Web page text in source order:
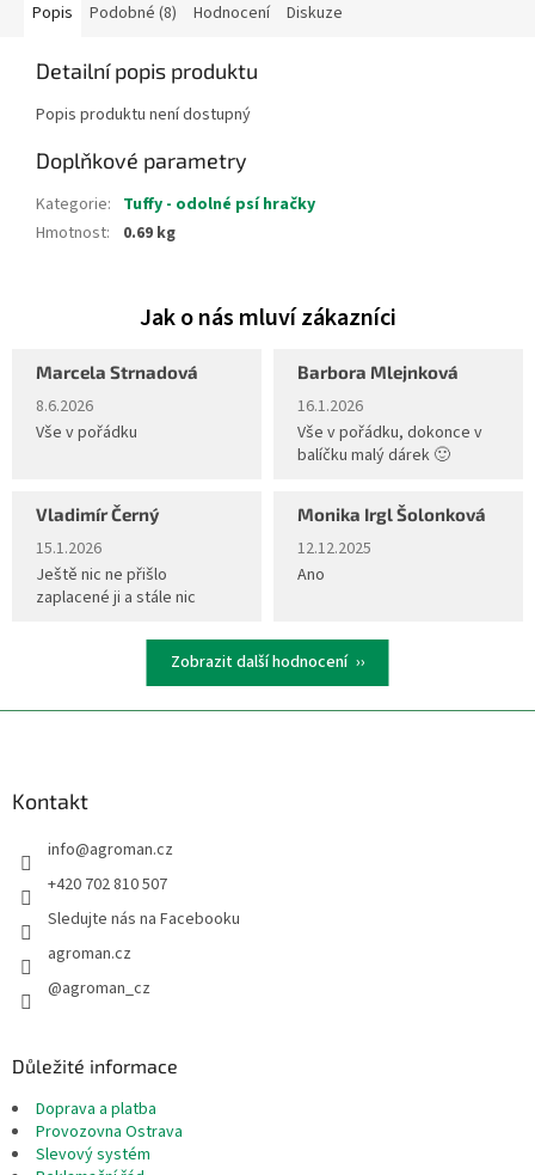
Popis Podobné (8) Hodnocení Diskuze
Detailní popis produktu
Popis produktu není dostupný
Doplňkové parametry
Kategorie: Tuffy - odolné psí hračky
Hmotnost: 0.69 kg
Marcela Strnadová
Hodnocení obchodu je 5 z 5 hvězdiček.
8.6.2026
Vše v pořádku
Barbora Mlejnková
Hodnocení obchodu je 5 z 5
16.1.2026
Vše v pořádku, dokonce v
balíčku malý dárek 🙂
Vladimír Černý
Hodnocení obchodu je 5 z 5 hvězdiček.
15.1.2026
Ještě nic ne přišlo
zaplacené ji a stále nic
Monika Irgl Šolonková
Hodnocení obchodu je 5 z 5
12.12.2025
Ano
Zobrazit další hodnocení
Kontakt
info@agroman.cz
+420 702 810 507
Sledujte nás na Facebooku
agroman.cz
@agroman_cz
Důležité informace
Doprava a platba
Provozovna Ostrava
Slevový systém